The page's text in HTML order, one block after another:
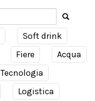
Soft drink
Fiere
Acqua
Tecnologia
Logistica